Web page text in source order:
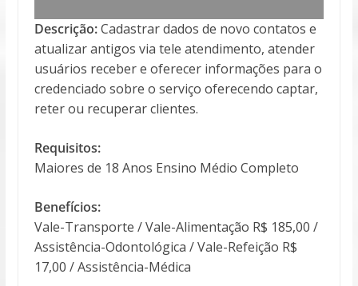
Descrição:Cadastrar dados de novo contatos e
atualizar antigos via tele atendimento, atender
usuários receber e oferecer informações para o
credenciado sobre o serviço oferecendo captar,
reter ou recuperar clientes.
Requisitos:
Maiores de 18 Anos Ensino Médio Completo
Benefícios:
Vale-Transporte / Vale-Alimentação R$ 185,00 /
Assistência-Odontológica / Vale-Refeição R$
17,00 / Assistência-Médica